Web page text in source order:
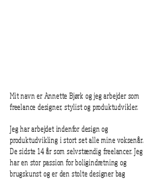
Mit navn er Annette Bjørk og jeg arbejder som
freelance designer, stylist og produktudvikler.
Jeg har arbejdet indenfor design og
produktudvikling i stort set alle mine voksenår.
De sidste 14 år som selvstændig freelancer. Jeg
har en stor passion for boligindretning og
brugskunst og er den stolte designer bag